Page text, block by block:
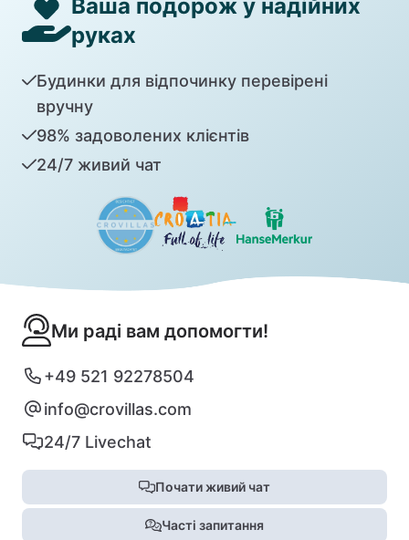
Ваша подорож у надійних
руках
Будинки для відпочинку перевірені
вручну
98% задоволених клієнтів
24/7 живий чат
Ми раді вам допомогти!
+49 521 92278504
info@crovillas.com
24/7 Livechat
Почати живий чат
Часті запитання